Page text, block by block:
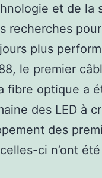
et de la
recherches
plus
le premier
fibre optique a
des LED à
des
ci n’ont